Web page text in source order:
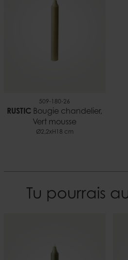
509-180-26
RUSTIC Bougie chandelier,
Vert mousse
Ø2,2xH18 cm
Tu pourrais